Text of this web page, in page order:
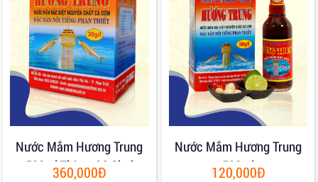
Nước Mắm Hương Trung
500ml Thùng 06 Chai
360,000Đ
Nước Mắm Hương Trung
500ml
120,000Đ